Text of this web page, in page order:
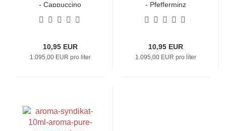
- Cappuccino
10,95 EUR
1.095,00 EUR pro liter
- Pfefferminz
10,95 EUR
1.095,00 EUR pro liter